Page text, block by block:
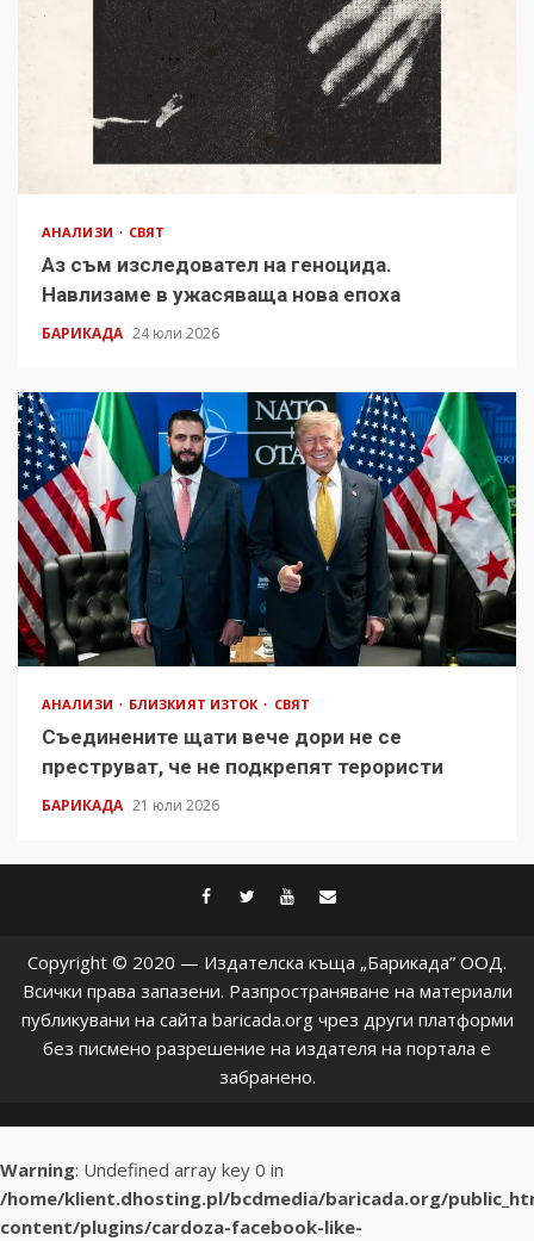
АНАЛИЗИ СВЯТ
Аз съм изследовател на геноцида.
Навлизаме в ужасяваща нова епоха
БАРИКАДА 24 юли 2026
АНАЛИЗИ БЛИЗКИЯТ ИЗТОК СВЯТ
Съединените щати вече дори не се
преструват, че не подкрепят терористи
БАРИКАДА 21 юли 2026
facebook
twitter
youtube
Copyright © 2020 — Издателска къща „Барикада” ООД.
Всички права запазени. Разпространяване на материали
публикувани на сайта baricada.org чрез други платформи
без писмено разрешение на издателя на портала е
забранено.
Warning: Undefined array key 0 in
/home/klient.dhosting.pl/bcdmedia/baricada.org/
content/plugins/cardoza-facebook-like-